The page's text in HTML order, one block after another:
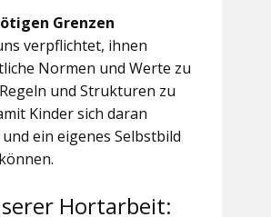
Grenzen
verpflichtet, ihnen
Normen und Werte zu
und Strukturen zu
Kinder sich daran
ein eigenes Selbstbild
Hortarbeit: